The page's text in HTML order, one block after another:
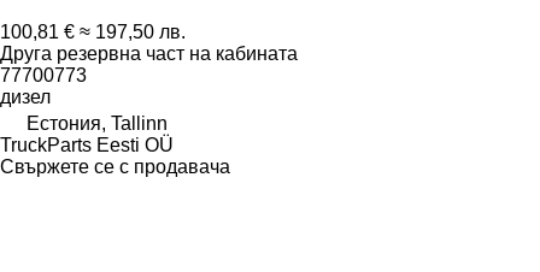
100,81 € ≈ 197,50 лв.
Друга резервна част на кабината
77700773
дизел
Естония, Tallinn
TruckParts Eesti OÜ
Свържете се с продавача